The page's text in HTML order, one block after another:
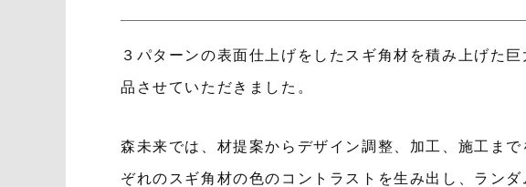
３パターンの表面仕上げをしたスギ角材を積み上げた
品させていただきました。
森未来では、材提案からデザイン調整、加工、施工ま
ぞれのスギ角材の色のコントラストを生み出し、ラン